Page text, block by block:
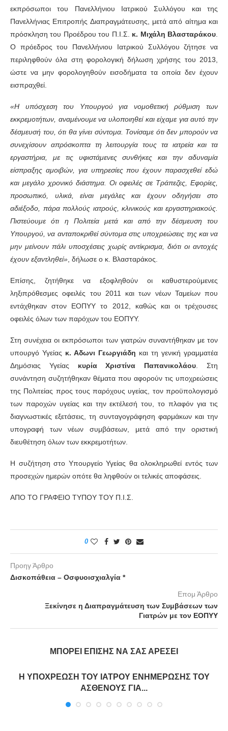
εκπρόσωποι του Πανελλήνιου Ιατρικού Συλλόγου και της
Πανελλήνιας Επιτροπής Διαπραγμάτευσης, μετά από αίτημα και
πρόσκληση του Προέδρου του Π.Ι.Σ. κ. Μιχάλη Βλασταράκου.
Ο πρόεδρος του Πανελλήνιου Ιατρικού Συλλόγου ζήτησε να
περιληφθούν όλα στη φορολογική δήλωση χρήσης του 2013,
ώστε να μην φορολογηθούν εισοδήματα τα οποία δεν έχουν
εισπραχθεί.
«Η υπόσχεση του Υπουργού για νομοθετική ρύθμιση των
εκκρεμοτήτων, αναμένουμε να υλοποιηθεί και είχαμε για αυτό την
δέσμευσή του, ότι θα γίνει σύντομα. Τονίσαμε ότι δεν μπορούν να
συνεχίσουν απρόσκοπτα τη λειτουργία τους τα ιατρεία και τα
εργαστήρια, με τις υφιστάμενες συνθήκες και την αδυναμία
είσπραξης αμοιβών, για υπηρεσίες που έχουν παρασχεθεί εδώ
και μεγάλο χρονικό διάστημα. Οι οφειλές σε Τράπεζες, Εφορίες,
προσωπικό, υλικά, είναι μεγάλες και έχουν οδηγήσει στο
αδιέξοδο, πάρα πολλούς ιατρούς, κλινικούς και εργαστηριακούς.
Πιστεύουμε ότι η Πολιτεία μετά και από την δέσμευση του
Υπουργού, να ανταποκριθεί σύντομα στις υποχρεώσεις της και να
μην μείνουν πάλι υποσχέσεις χωρίς αντίκρισμα, διότι οι αντοχές
έχουν εξαντληθεί», δήλωσε ο κ. Βλασταράκος.
Επίσης, ζητήθηκε να εξοφληθούν οι καθυστερούμενες
ληξιπρόθεσμες οφειλές του 2011 και των νέων Ταμείων που
εντάχθηκαν στον ΕΟΠΥΥ το 2012, καθώς και οι τρέχουσες
οφειλές όλων των παρόχων του ΕΟΠΥΥ.
Στη συνέχεια οι εκπρόσωποι των γιατρών συναντήθηκαν με τον
υπουργό Υγείας κ. Αδωνι Γεωργιάδη και τη γενική γραμματέα
Δημόσιας Υγείας κυρία Χριστίνα Παπανικολάου. Στη
συνάντηση συζητήθηκαν θέματα που αφορούν τις υποχρεώσεις
της Πολιτείας προς τους παρόχους υγείας, τον προϋπολογισμό
των παροχών υγείας και την εκτέλεσή του, το πλαφόν για τις
διαγνωστικές εξετάσεις, τη συνταγογράφηση φαρμάκων και την
υπογραφή των νέων συμβάσεων, μετά από την οριστική
διευθέτηση όλων των εκκρεμοτήτων.
Η συζήτηση στο Υπουργείο Υγείας θα ολοκληρωθεί εντός των
προσεχών ημερών οπότε θα ληφθούν οι τελικές αποφάσεις.
ΑΠΟ ΤΟ ΓΡΑΦΕΙΟ ΤΥΠΟΥ ΤΟΥ Π.Ι.Σ.
0
Προηγ Άρθρο
Δισκοπάθεια – Οσφυοισχιαλγία *
Επομ Άρθρο
Ξεκίνησε η Διαπραγμάτευση των Συμβάσεων των
Γιατρών με τον ΕΟΠΥΥ
ΜΠΟΡΕΊ ΕΠΊΣΗΣ ΝΑ ΣΑΣ ΑΡΈΣΕΙ
Η ΥΠΟΧΡΕΩΣΗ ΤΟΥ ΙΑΤΡΟΥ ΕΝΗΜΕΡΩΣΗΣ ΤΟΥ
ΑΣΘΕΝΟΥΣ ΓΙΑ...